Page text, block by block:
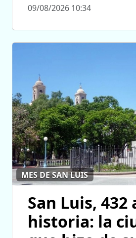
09/08/2026 10:34
MES DE SAN LUIS
San Luis, 432
historia: la